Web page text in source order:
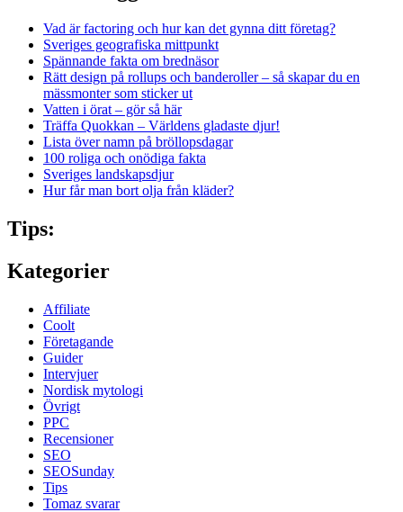
Vad är factoring och hur kan det gynna ditt företag?
Sveriges geografiska mittpunkt
Spännande fakta om brednäsor
Rätt design på rollups och banderoller – så skapar du en
mässmonter som sticker ut
Vatten i örat – gör så här
Träffa Quokkan – Världens gladaste djur!
Lista över namn på bröllopsdagar
100 roliga och onödiga fakta
Sveriges landskapsdjur
Hur får man bort olja från kläder?
Tips:
Kategorier
Affiliate
Coolt
Företagande
Guider
Intervjuer
Nordisk mytologi
Övrigt
PPC
Recensioner
SEO
SEOSunday
Tips
Tomaz svarar